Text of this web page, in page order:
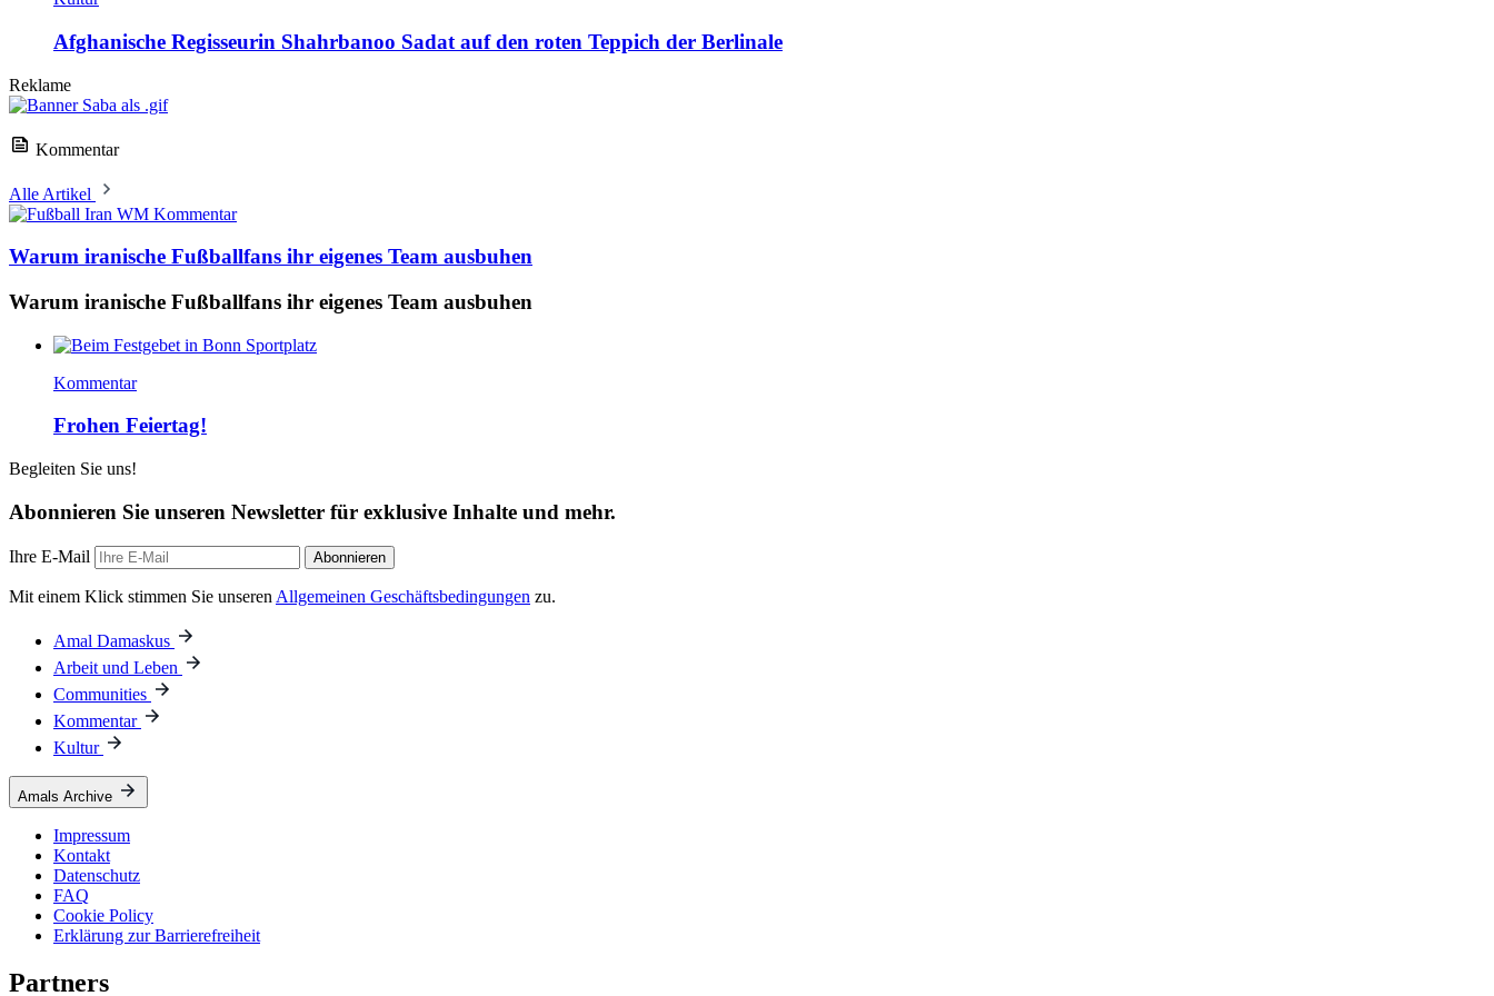
Afghanische Regisseurin Shahrbanoo Sadat auf den roten Teppich der Berlinale
Reklame
Kommentar
Alle Artikel
Kommentar
Warum iranische Fußballfans ihr eigenes Team ausbuhen
Warum iranische Fußballfans ihr eigenes Team ausbuhen
Kommentar
Frohen Feiertag!
Begleiten Sie uns!
Abonnieren Sie unseren Newsletter für exklusive Inhalte und mehr.
Ihre E-Mail Abonnieren
Mit einem Klick stimmen Sie unseren Allgemeinen Geschäftsbedingungen zu.
Amal Damaskus
Arbeit und Leben
Communities
Kommentar
Kultur
Amals Archive
Impressum
Kontakt
Datenschutz
FAQ
Cookie Policy
Erklärung zur Barrierefreiheit
Partners